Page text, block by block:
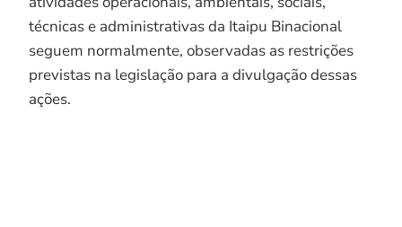
técnicas e administrativas da Itaipu Binacional
seguem normalmente, observadas as restrições
previstas na legislação para a divulgação dessas
ações.